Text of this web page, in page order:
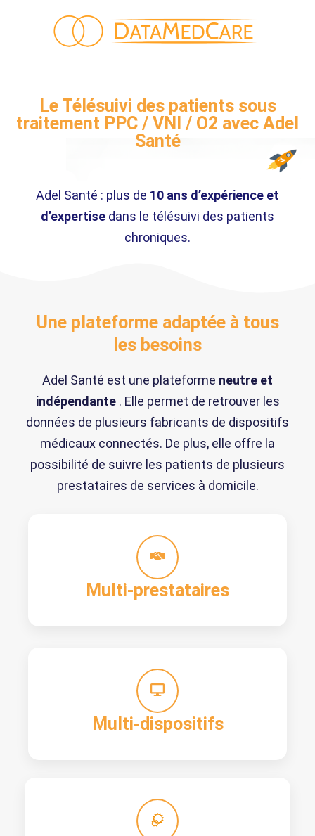
Le Télésuivi des patients sous
traitement PPC / VNI / O2 avec Adel
Santé​
Adel Santé : plus de 10 ans d’expérience et
d’expertise dans le télésuivi des patients
chroniques.
Une plateforme adaptée à tous
les besoins
Adel Santé est une plateforme neutre et
indépendante . Elle permet de retrouver les
données de plusieurs fabricants de dispositifs
médicaux connectés. De plus, elle offre la
possibilité de suivre les patients de plusieurs
prestataires de services à domicile.
Multi-prestataires
Multi-dispositifs